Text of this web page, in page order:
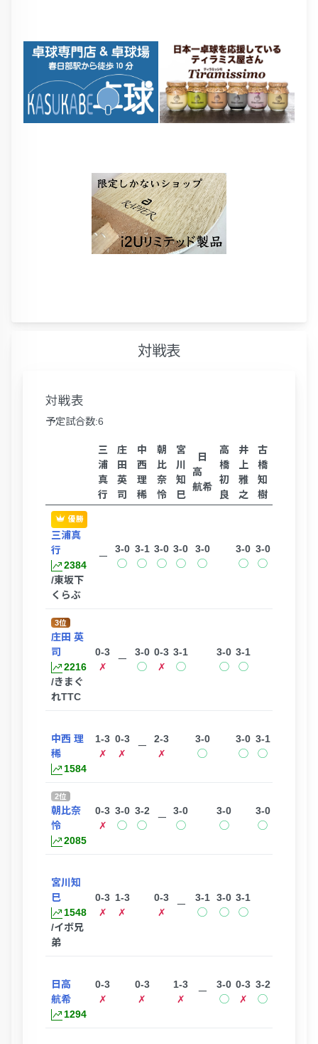
対戦表
対戦表
予定試合数:6
三
浦
真
行
庄
田
英
司
中
西
理
稀
朝
比
奈
怜
宮
川
知
巳
日
高
航希
高
橋
初
良
井
上
雅
之
古
橋
知
樹
優勝
三浦真
行
2384
/東坂下
くらぶ
ー
3-0
◯
3-1
◯
3-0
◯
3-0
◯
3-0
◯
3-0
◯
3-0
◯
3位
庄田 英
司
2216
/きまぐ
れTTC
0-3
✗
ー
3-0
◯
0-3
✗
3-1
◯
3-0
◯
3-1
◯
中西 理
稀
1584
1-3
✗
0-3
✗
ー
2-3
✗
3-0
◯
3-0
◯
3-1
◯
2位
朝比奈
怜
2085
0-3
✗
3-0
◯
3-2
◯
ー
3-0
◯
3-0
◯
3-0
◯
宮川知
巳
1548
/イボ兄
弟
0-3
✗
1-3
✗
0-3
✗
ー
3-1
◯
3-0
◯
3-1
◯
日高
航希
1294
0-3
✗
0-3
✗
1-3
✗
ー
3-0
◯
0-3
✗
3-2
◯